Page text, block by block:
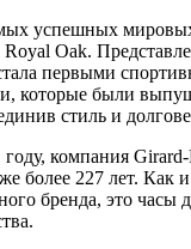
успешных
Oak.
первыми
которые были
стиль и
компания Girard-
более 227 лет. Как
бренда, это часы